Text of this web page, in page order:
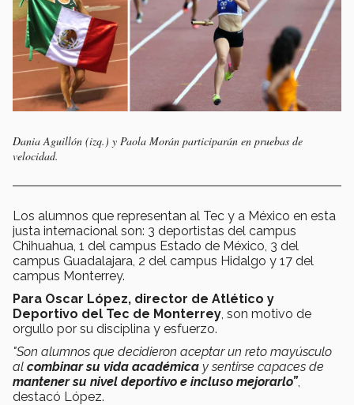
Dania Aguillón (izq.) y Paola Morán participarán en pruebas de
velocidad.
Los alumnos que representan al Tec y a México en esta
justa internacional son: 3 deportistas del campus
Chihuahua, 1 del campus Estado de México, 3 del
campus Guadalajara, 2 del campus Hidalgo y 17 del
campus Monterrey.
Para Oscar López, director de Atlético y
Deportivo del Tec de Monterrey , son motivo de
orgullo por su disciplina y esfuerzo.
"Son alumnos que decidieron aceptar un reto mayúsculo
al combinar su vida académica y sentirse capaces de
mantener su nivel deportivo e incluso mejorarlo”,
destacó López.